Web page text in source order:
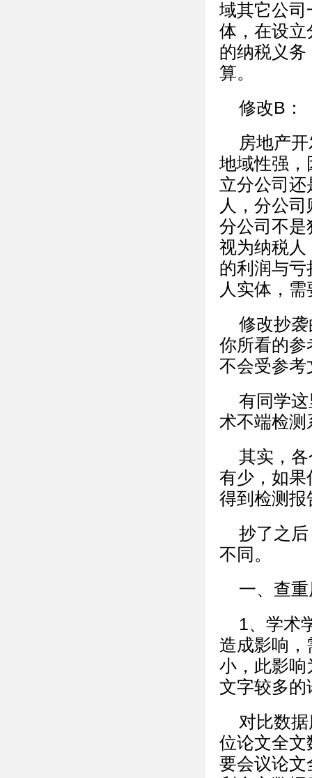
域其它公司
体，在设立
的纳税义
算。
修改B：
房地产
地域性强，
立分公司
人，分公
分公司不是
视为纳税人
的利润与
人实体，
修改抄
你所看的参
不会受参考
有同学
术不端检
其实，
有少，如果
得到检测报
抄了之
不同。
一、查
1、学术
造成影响，
小，此影响
文字较多的
对比数
位论文全文
要会议论文